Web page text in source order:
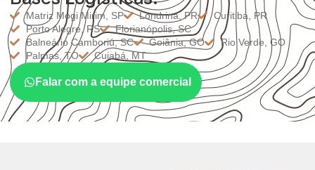
Matriz Mogi Mirim, SP Londrina, PR
Curitiba, PR
Porto Alegre, RS
Florianópolis, SC
Balneário Camboriú, SC
Goiânia, GO
Rio Verde, GO
Palmas, TO
Cuiabá, MT
Falar com a equipe comercial